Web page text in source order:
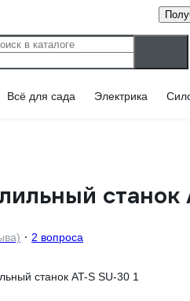
Всё для сада Электрика
станок
2 вопроса